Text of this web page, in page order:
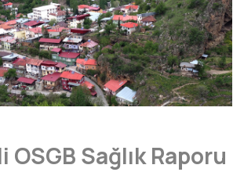
Sağlık Raporu